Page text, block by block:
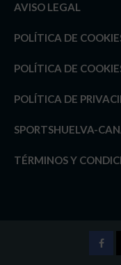
AVISO LEGAL
POLÍTICA DE
POLÍTICA DE
POLÍTICA DE
SPORTSHUELVA-
TÉRMINOS Y